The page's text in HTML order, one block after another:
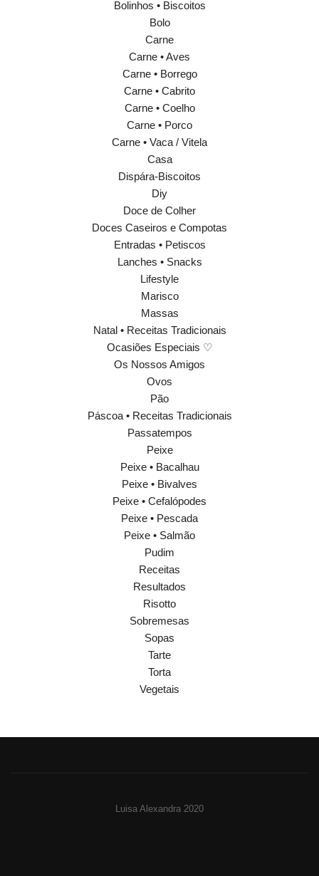
Bolinhos • Biscoitos
Bolo
Carne
Carne • Aves
Carne • Borrego
Carne • Cabrito
Carne • Coelho
Carne • Porco
Carne • Vaca / Vitela
Casa
Dispára-Biscoitos
Diy
Doce de Colher
Doces Caseiros e Compotas
Entradas • Petiscos
Lanches • Snacks
Lifestyle
Marisco
Massas
Natal • Receitas Tradicionais
Ocasiões Especiais ♡
Os Nossos Amigos
Ovos
Pão
Páscoa • Receitas Tradicionais
Passatempos
Peixe
Peixe • Bacalhau
Peixe • Bivalves
Peixe • Cefalópodes
Peixe • Pescada
Peixe • Salmão
Pudim
Receitas
Resultados
Risotto
Sobremesas
Sopas
Tarte
Torta
Vegetais
Luisa Alexandra 2020